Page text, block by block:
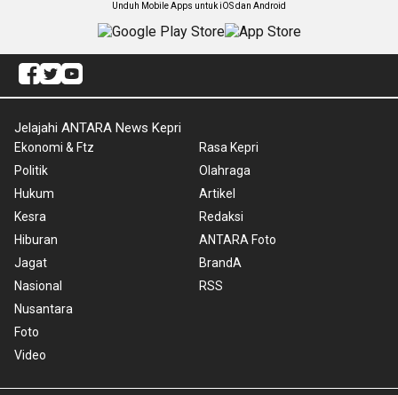
Unduh Mobile Apps untuk iOS dan Android
Jelajahi ANTARA News Kepri
Ekonomi & Ftz
Politik
Hukum
Kesra
Hiburan
Jagat
Nasional
Nusantara
Foto
Video
Rasa Kepri
Olahraga
Artikel
Redaksi
ANTARA Foto
BrandA
RSS